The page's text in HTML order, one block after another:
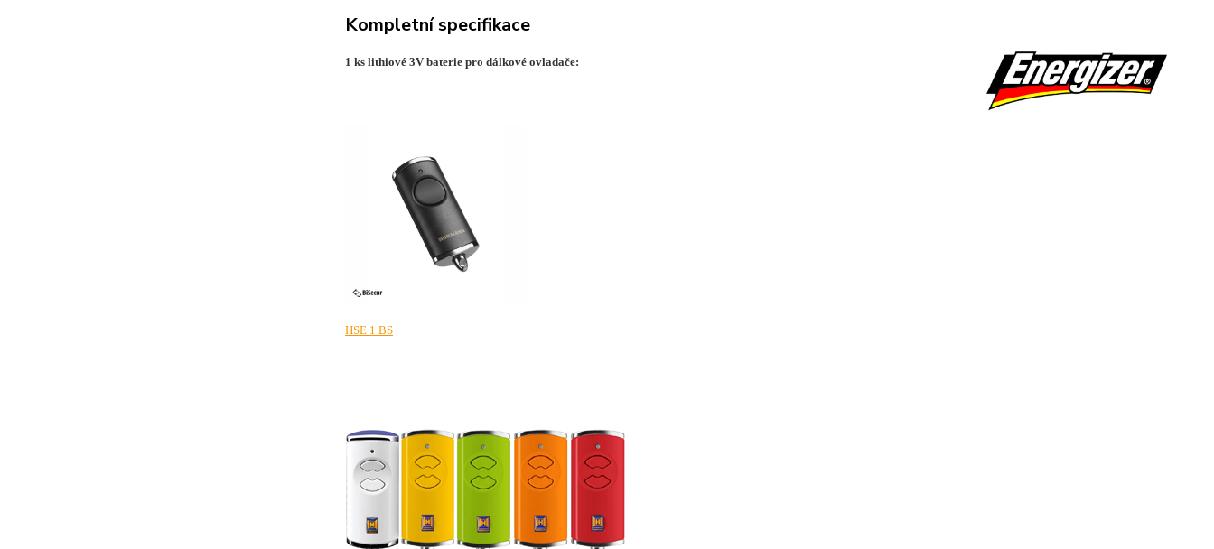
Kompletní specifikace
1 ks lithiové 3V baterie pro dálkové ovladače:
HSE 1 BS